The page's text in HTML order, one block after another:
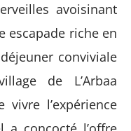
avoisinant
escapade riche en
conviviale
de L’Arbaa
l’expérience